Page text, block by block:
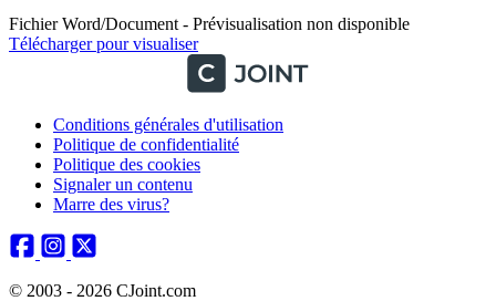
Fichier Word/Document - Prévisualisation non disponible
Télécharger pour visualiser
Conditions générales d'utilisation
Politique de confidentialité
Politique des cookies
Signaler un contenu
Marre des virus?
© 2003 - 2026 CJoint.com